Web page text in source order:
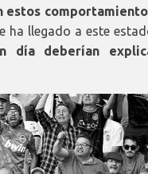
estos
ha llegado a este
día deberían